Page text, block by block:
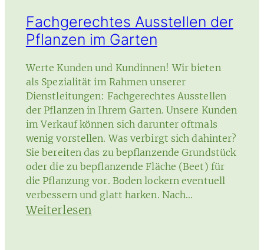
Fachgerechtes Ausstellen der
Pflanzen im Garten
Werte Kunden und Kundinnen! Wir bieten
als Spezialität im Rahmen unserer
Dienstleitungen: Fachgerechtes Ausstellen
der Pflanzen in Ihrem Garten. Unsere Kunden
im Verkauf können sich darunter oftmals
wenig vorstellen. Was verbirgt sich dahinter?
Sie bereiten das zu bepflanzende Grundstück
oder die zu bepflanzende Fläche (Beet) für
die Pflanzung vor. Boden lockern eventuell
verbessern und glatt harken. Nach…
Weiterlesen